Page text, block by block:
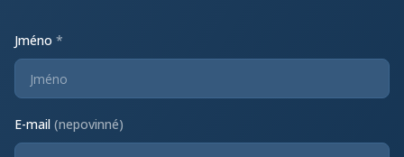
Jméno *
E-mail (nepovinné)